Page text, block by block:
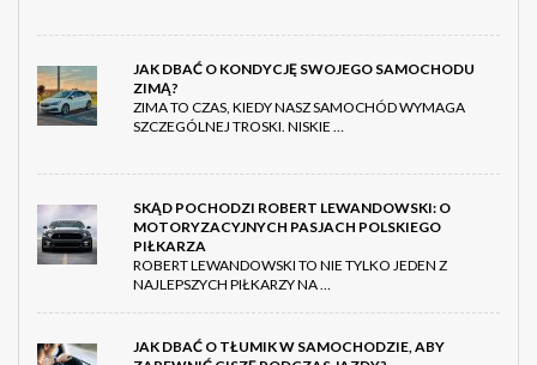
JAK DBAĆ O KONDYCJĘ SWOJEGO SAMOCHODU
ZIMĄ?
ZIMA TO CZAS, KIEDY NASZ SAMOCHÓD WYMAGA
SZCZEGÓLNEJ TROSKI. NISKIE …
SKĄD POCHODZI ROBERT LEWANDOWSKI: O
MOTORYZACYJNYCH PASJACH POLSKIEGO
PIŁKARZA
ROBERT LEWANDOWSKI TO NIE TYLKO JEDEN Z
NAJLEPSZYCH PIŁKARZY NA …
JAK DBAĆ O TŁUMIK W SAMOCHODZIE, ABY